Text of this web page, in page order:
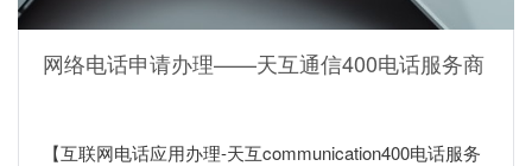
网络电话申请办理——天互通信400电话服务商
【互联网电话应用办理-天互communication400电话服务